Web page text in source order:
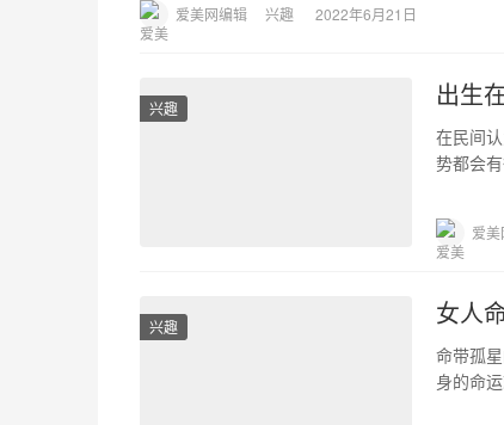
爱美网编辑 兴趣 2022年6月21日
兴趣 出生
在民间
势都会
爱
兴趣 女人
命带孤
身的命